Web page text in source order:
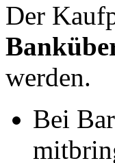
Der
werden.
Bei